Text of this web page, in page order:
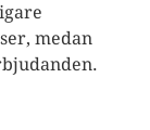
medan